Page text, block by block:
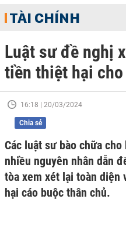
TÀI CHÍNH
Luật sư đề nghị
tiền thiệt hại cho
16:18 | 20/03/2024
Chia sẻ
Các luật sư bào chữa
nhiều nguyên nhân dẫn
tòa xem xét lại toàn diện
hại cáo buộc thân chủ.